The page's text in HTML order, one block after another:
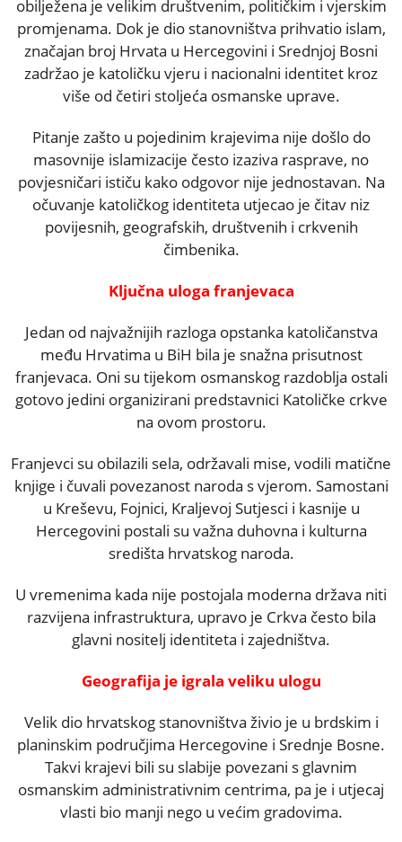
obilježena je velikim društvenim, političkim i vjerskim
promjenama. Dok je dio stanovništva prihvatio islam,
značajan broj Hrvata u Hercegovini i Srednjoj Bosni
zadržao je katoličku vjeru i nacionalni identitet kroz
više od četiri stoljeća osmanske uprave.
Pitanje zašto u pojedinim krajevima nije došlo do
masovnije islamizacije često izaziva rasprave, no
povjesničari ističu kako odgovor nije jednostavan. Na
očuvanje katoličkog identiteta utjecao je čitav niz
povijesnih, geografskih, društvenih i crkvenih
čimbenika.
Ključna uloga franjevaca
Jedan od najvažnijih razloga opstanka katoličanstva
među Hrvatima u BiH bila je snažna prisutnost
franjevaca. Oni su tijekom osmanskog razdoblja ostali
gotovo jedini organizirani predstavnici Katoličke crkve
na ovom prostoru.
Franjevci su obilazili sela, održavali mise, vodili matične
knjige i čuvali povezanost naroda s vjerom. Samostani
u Kreševu, Fojnici, Kraljevoj Sutjesci i kasnije u
Hercegovini postali su važna duhovna i kulturna
središta hrvatskog naroda.
U vremenima kada nije postojala moderna država niti
razvijena infrastruktura, upravo je Crkva često bila
glavni nositelj identiteta i zajedništva.
Geografija je igrala veliku ulogu
Velik dio hrvatskog stanovništva živio je u brdskim i
planinskim područjima Hercegovine i Srednje Bosne.
Takvi krajevi bili su slabije povezani s glavnim
osmanskim administrativnim centrima, pa je i utjecaj
vlasti bio manji nego u većim gradovima.